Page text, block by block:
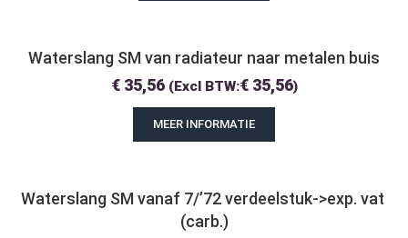
Waterslang SM van radiateur naar metalen buis
€35,56 (Excl BTW:€35,56)
MEER INFORMATIE
Waterslang SM vanaf 7/’72 verdeelstuk->exp. vat
(carb.)